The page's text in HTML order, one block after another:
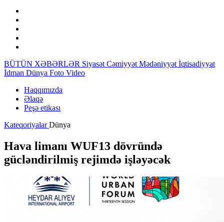
BÜTÜN XƏBƏRLƏR Siyasət Cəmiyyət Mədəniyyət İqtisadiyyat
İdman Dünya Foto Video
Haqqımızda
Əlaqə
Peşə etikası
KateqoriyalarDünya
Hava limanı WUF13 dövründə
gücləndirilmiş rejimdə işləyəcək